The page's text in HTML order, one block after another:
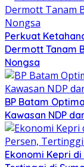
Perkuat
Dermott Tanam
Nongsa
BP Batam
Kawasan NDP
Ekonomi Kepri di